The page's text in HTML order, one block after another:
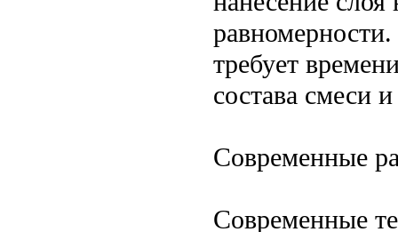
требует
состава смеси
Современные
Современные